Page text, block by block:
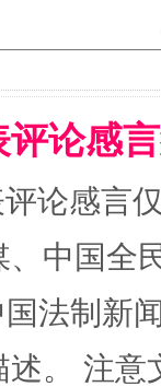
"炒
论感
论感言
中国全
法制新
述。 注